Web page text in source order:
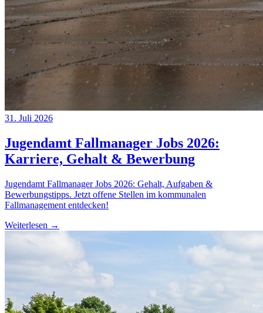
31. Juli 2026
Jugendamt Fallmanager Jobs 2026:
Karriere, Gehalt & Bewerbung
Jugendamt Fallmanager Jobs 2026: Gehalt, Aufgaben &
Bewerbungstipps. Jetzt offene Stellen im kommunalen
Fallmanagement entdecken!
Weiterlesen →